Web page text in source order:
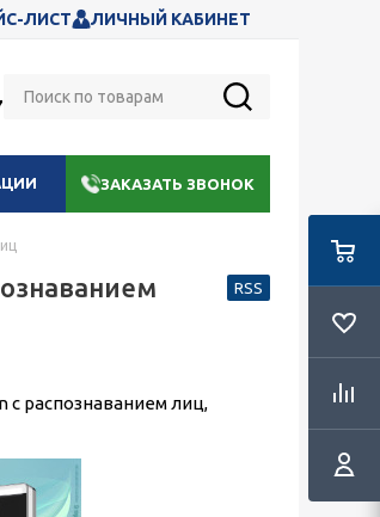
ЛИСТ ЛИЧНЫЙ КАБИНЕТ
ЗАКАЗАТЬ ЗВОНОК
RSS
с распознаванием лиц,